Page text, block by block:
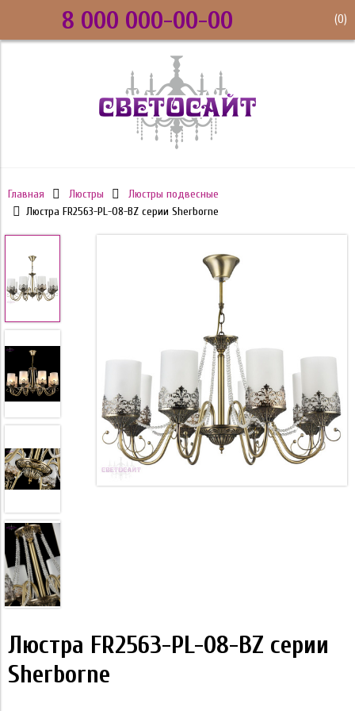
8 000 000-00-00 (0)
Главная Люстры
Люстры подвесные
Люстра FR2563-PL-08-BZ серии Sherborne
Люстра FR2563-PL-08-BZ серии
Sherborne